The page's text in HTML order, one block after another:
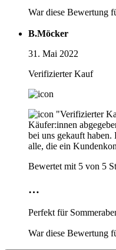
War diese Bewertung
B.Möcker
31. Mai 2022
Verifizierter Kauf
"Verifizierter
Käufer:innen
bei uns gekauft haben.
alle, die ein
Bewertet mit 5 von 5
…
Perfekt für
War diese Bewertung